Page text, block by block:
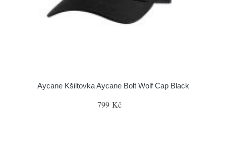
Aycane Kšiltovka Aycane Bolt Wolf Cap Black
799 Kč